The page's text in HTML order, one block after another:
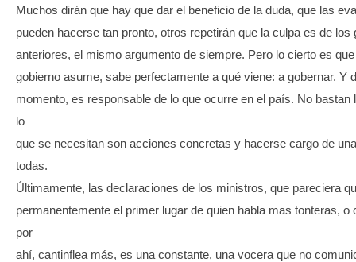
Muchos dirán que hay que dar el beneficio de la duda, que las
pueden hacerse tan pronto, otros repetirán que la culpa es de los
anteriores, el mismo argumento de siempre. Pero lo cierto es
gobierno asume, sabe perfectamente a qué viene: a gobernar. Y
momento, es responsable de lo que ocurre en el país. No bastan
lo
que se necesitan son acciones concretas y hacerse cargo de
todas.
Últimamente, las declaraciones de los ministros, que pareciera
permanentemente el primer lugar de quien habla mas tonteras, o
por
ahí, cantinflea más, es una constante, una vocera que no